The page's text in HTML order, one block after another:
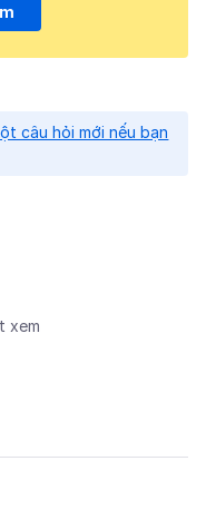
câu hỏi mới nếu bạn
xem